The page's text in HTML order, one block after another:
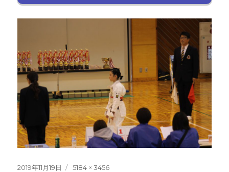
投
2019年11月19日
フ
5184 × 3456